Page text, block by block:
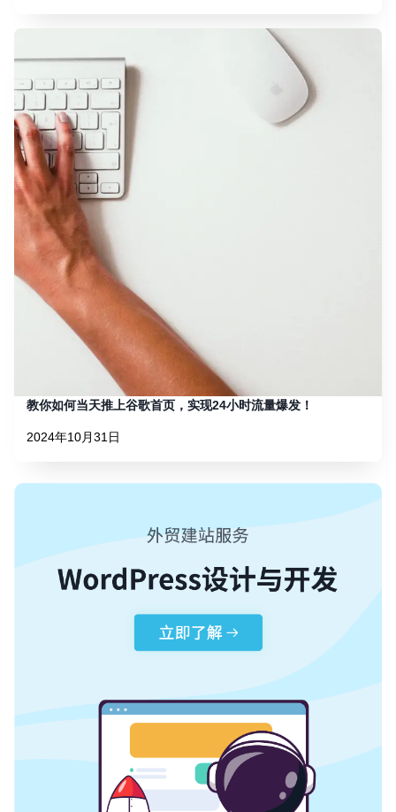
教你如何当天推上谷歌首页，实现24小时流量爆发！
2024年10月31日